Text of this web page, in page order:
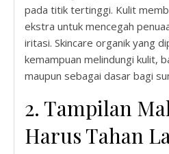
pada titik tertinggi. Kulit
ekstra untuk mencegah
iritasi. Skincare organik yang
kemampuan melindungi kulit,
maupun sebagai dasar bagi
2. Tampilan
Harus Tahan